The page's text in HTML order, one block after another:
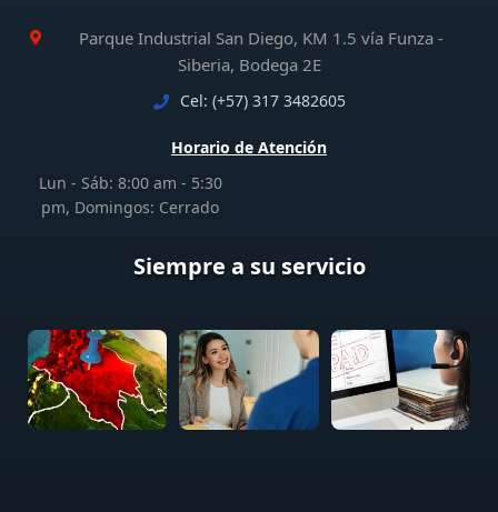
Parque Industrial San Diego, KM 1.5 vía Funza -
Siberia, Bodega 2E
Cel: (+57) 317 3482605
Horario de Atención
Lun - Sáb: 8:00 am - 5:30
pm, Domingos: Cerrado
Siempre a su servicio